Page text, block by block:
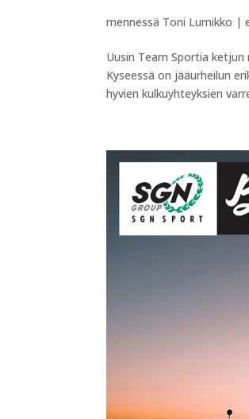
mennessä Toni Lumikko |
Uusin Team Sportia ketjun
Kyseessä on jääurheilun
hyvien kulkuyhteyksien